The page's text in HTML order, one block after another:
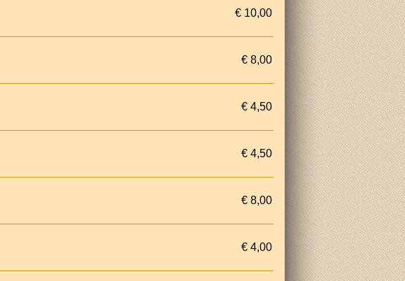
€ 10,00
€ 8,00
€ 4,50
€ 4,50
€ 8,00
€ 4,00